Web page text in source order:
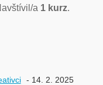
a 1 kurz.
- 14. 2. 2025